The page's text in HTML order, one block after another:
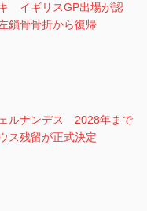
イギリスGP出場が認
鎖骨骨折から復帰
ルナンデス 2028年まで
ス残留が正式決定